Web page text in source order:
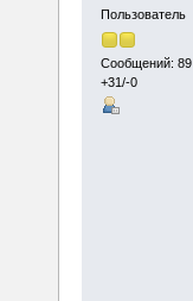
Пользователь
Сообщений: 89
+31/-0